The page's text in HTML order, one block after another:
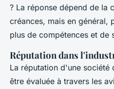
? La réponse dépend de la
créances, mais en général,
plus de compétences et de
Réputation dans
La réputation d'une société
être évaluée à travers les